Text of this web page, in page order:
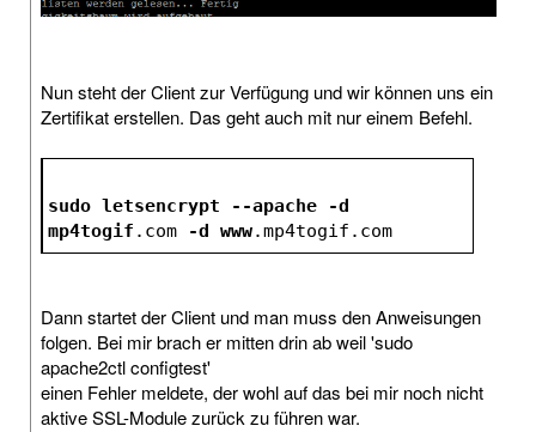
Nun steht der Client zur Verfügung und wir können uns ein
Zertifikat erstellen. Das geht auch mit nur einem Befehl.
sudo letsencrypt --apache
-d
mp4togif .com -d www.mp4togif .com
Dann startet der Client und man muss den Anweisungen
folgen. Bei mir brach er mitten drin ab weil 'sudo
apache2ctl configtest'
einen Fehler meldete, der wohl auf das bei mir noch nicht
aktive SSL-Module zurück zu führen war.